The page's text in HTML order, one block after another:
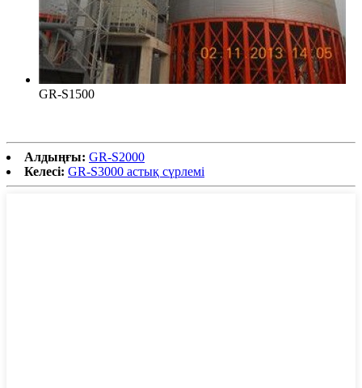
GR-S1500
Алдыңғы: GR-S2000
Келесі: GR-S3000 астық сүрлемі